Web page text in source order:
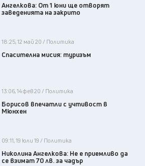
Ангелкова: От 1 юни ще отворят
заведенията на закрито
18:25, 12 май 20 / Политика
Спасителна мисия: туризъм
13:06, 14 фев 20 / Политика
Борисов впечатли с учтивост в
Мюнхен
09:11, 19 юли 19 / Политика
Николина Ангелкова: Не е приемливо да
се взимат 70 лв. за чадър